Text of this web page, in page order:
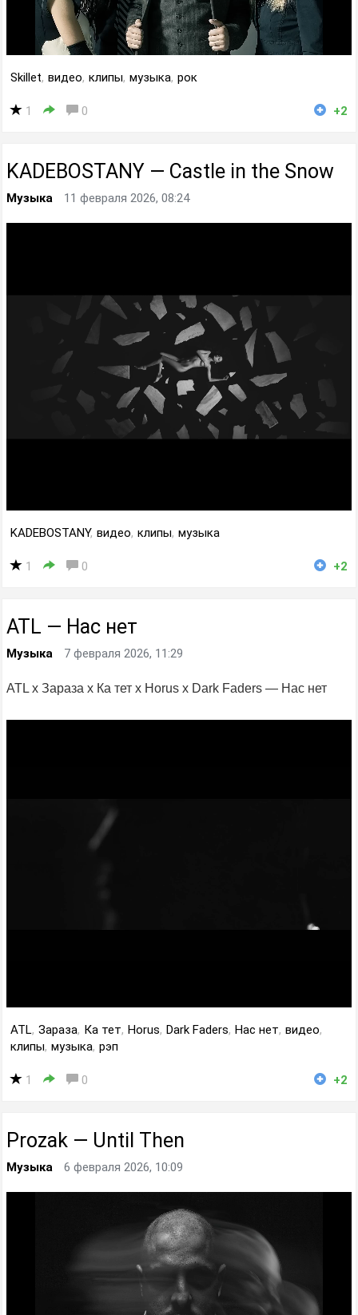
Skillet, видео, клипы, музыка, рок
1 0 +2
KADEBOSTANY — Castle in the Snow
Музыка 11 февраля 2026, 08:24
KADEBOSTANY, видео, клипы, музыка
1 0 +2
ATL — Нас нет
Музыка 7 февраля 2026, 11:29
ATL x Зараза x Ка тет x Horus x Dark Faders — Нас нет
ATL, Зараза, Ка тет, Horus, Dark Faders, Нас нет, видео,
клипы, музыка, рэп
1 0 +2
Prozak — Until Then
Музыка 6 февраля 2026, 10:09